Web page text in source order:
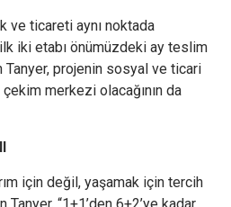
ve ticareti aynı noktada
iki etabı önümüzdeki ay teslim
projenin sosyal ve ticari
merkezi olacağının da
için değil, yaşamak için tercih